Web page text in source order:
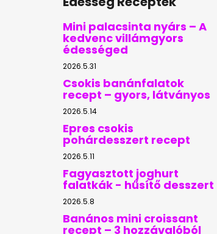
Mini palacsinta nyárs – A
kedvenc villámgyors
édességed
2026.5.31
Csokis banánfalatok
recept – gyors, látványos
2026.5.14
Epres csokis
pohárdesszert recept
2026.5.11
Fagyasztott joghurt
falatkák - hűsítő desszert
2026.5.8
Banános mini croissant
recept – 3 hozzávalóból